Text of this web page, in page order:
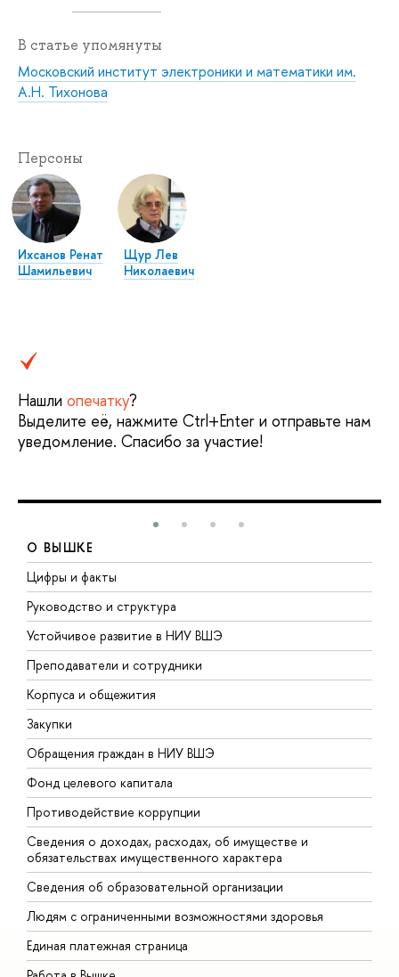
В статье упомянуты
Московский институт электроники и математики им.
А.Н. Тихонова
Персоны
Ихсанов Ренат
Шамильевич
Щур Лев
Николаевич
Нашли опечатку?
Выделите её, нажмите Ctrl+Enter и отправьте нам
уведомление. Спасибо за участие!
О ВЫШКЕ
Цифры и факты
Руководство и структура
Устойчивое развитие в НИУ ВШЭ
Преподаватели и сотрудники
Корпуса и общежития
Закупки
Обращения граждан в НИУ ВШЭ
Фонд целевого капитала
Противодействие коррупции
Сведения о доходах, расходах, об имуществе и
обязательствах имущественного характера
Сведения об образовательной организации
Людям с ограниченными возможностями здоровья
Единая платежная страница